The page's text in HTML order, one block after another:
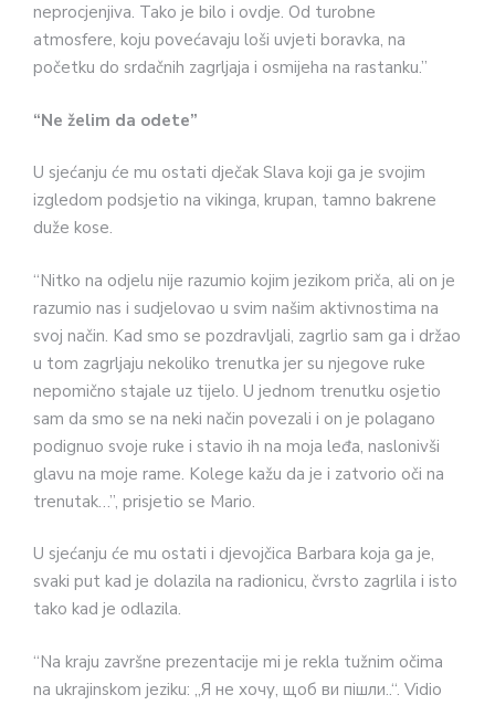
neprocjenjiva. Tako je bilo i ovdje. Od turobne
atmosfere, koju povećavaju loši uvjeti boravka, na
početku do srdačnih zagrljaja i osmijeha na rastanku.”
“Ne želim da odete”
U sjećanju će mu ostati dječak Slava koji ga je svojim
izgledom podsjetio na vikinga, krupan, tamno bakrene
duže kose.
“Nitko na odjelu nije razumio kojim jezikom priča, ali on je
razumio nas i sudjelovao u svim našim aktivnostima na
svoj način. Kad smo se pozdravljali, zagrlio sam ga i držao
u tom zagrljaju nekoliko trenutka jer su njegove ruke
nepomično stajale uz tijelo. U jednom trenutku osjetio
sam da smo se na neki način povezali i on je polagano
podignuo svoje ruke i stavio ih na moja leđa, naslonivši
glavu na moje rame. Kolege kažu da je i zatvorio oči na
trenutak…”, prisjetio se Mario.
U sjećanju će mu ostati i djevojčica Barbara koja ga je,
svaki put kad je dolazila na radionicu, čvrsto zagrlila i isto
tako kad je odlazila.
“Na kraju završne prezentacije mi je rekla tužnim očima
na ukrajinskom jeziku: „Я не хочу, щоб ви пішли..“. Vidio